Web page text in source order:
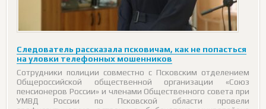
Следователь рассказала псковичам, как не попасться
на уловки телефонных мошенников
Сотрудники полиции совместно с Псковским отделением
Общероссийской общественной организации «Союз
пенсионеров России» и членами Общественного совета при
УМВД России по Псковской области провели